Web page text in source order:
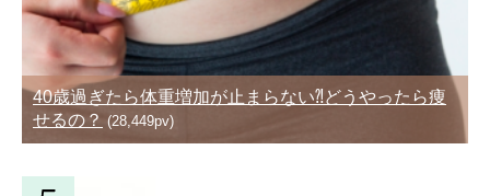
40歳過ぎたら体重増加が止まらない⁈どうやったら痩
せるの？ (28,449pv)